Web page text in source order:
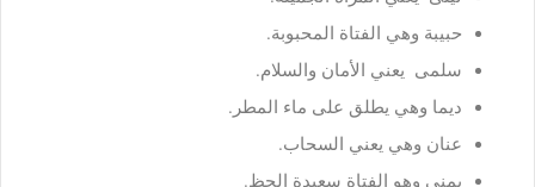
حبيبة وهي الفتاة المحبوبة.
سلمى يعني الأمان والسلام.
ديما وهي يطلق على ماء المطر.
عنان وهي يعني السحاب.
يمنى وهو الفتاة سعيدة الحظ.